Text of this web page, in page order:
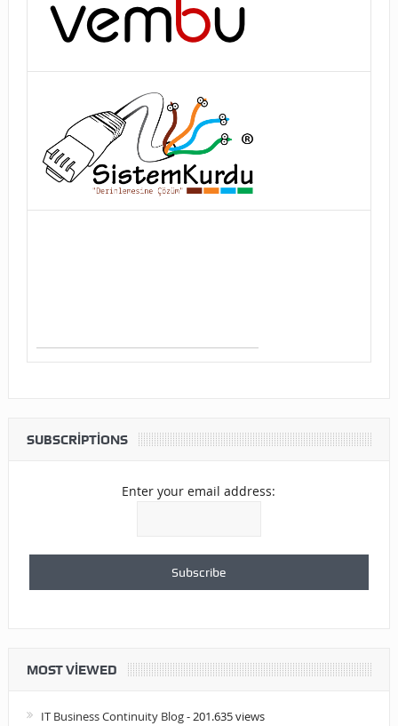
SUBSCRIPTIONS
Enter your email address:
MOST VIEWED
IT Business Continuity Blog- 201.635 views